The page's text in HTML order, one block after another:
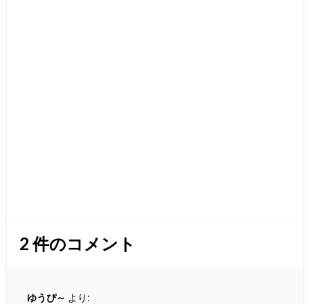
2件のコメント
ゆうぴ～ より: